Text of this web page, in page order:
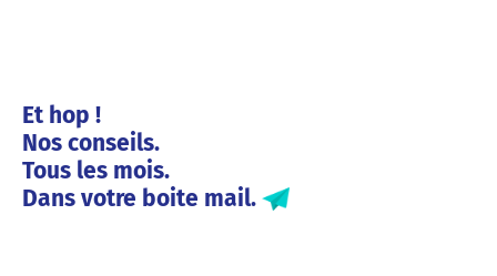
Et hop !
Nos conseils.
Tous les mois.
Dans votre boite mail.